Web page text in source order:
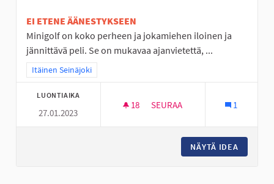
EI ETENE ÄÄNESTYKSEEN
Minigolf on koko perheen ja jokamiehen iloinen ja
jännittävä peli. Se on mukavaa ajanvietettä, ...
Rajaa tulokset teeman mukaan: Itäinen Seinäjoki
Itäinen Seinäjoki
LUONTIAIKA
27.01.2023
18 18 SEURAAJAA
SEURAA 1
NÄYTÄ IDEA